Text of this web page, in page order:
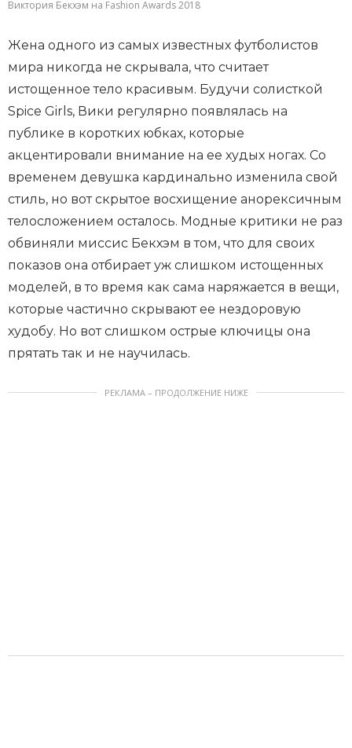
Виктория Бекхэм на Fashion Awards 2018
Жена одного из самых известных футболистов
мира никогда не скрывала, что считает
истощенное тело красивым. Будучи солисткой
Spice Girls, Вики регулярно появлялась на
публике в коротких юбках, которые
акцентировали внимание на ее худых ногах. Со
временем девушка кардинально изменила свой
стиль, но вот скрытое восхищение анорексичным
телосложением осталось. Модные критики не раз
обвиняли миссис Бекхэм в том, что для своих
показов она отбирает уж слишком истощенных
моделей, в то время как сама наряжается в вещи,
которые частично скрывают ее нездоровую
худобу. Но вот слишком острые ключицы она
прятать так и не научилась.
РЕКЛАМА – ПРОДОЛЖЕНИЕ НИЖЕ